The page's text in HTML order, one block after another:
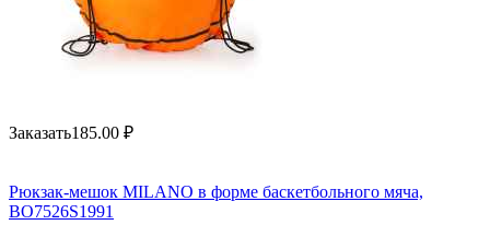
Заказать185.00 ₽
Рюкзак-мешок MILANO в форме баскетбольного мяча,
BO7526S1991